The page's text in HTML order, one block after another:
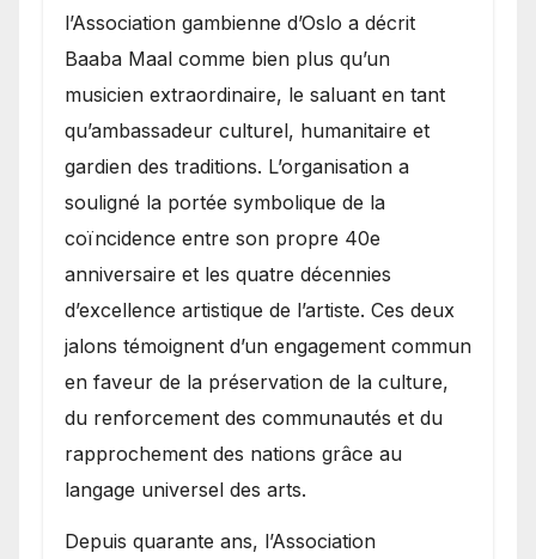
l’Association gambienne d’Oslo a décrit
Baaba Maal comme bien plus qu’un
musicien extraordinaire, le saluant en tant
qu’ambassadeur culturel, humanitaire et
gardien des traditions. L’organisation a
souligné la portée symbolique de la
coïncidence entre son propre 40e
anniversaire et les quatre décennies
d’excellence artistique de l’artiste. Ces deux
jalons témoignent d’un engagement commun
en faveur de la préservation de la culture,
du renforcement des communautés et du
rapprochement des nations grâce au
langage universel des arts.
​Depuis quarante ans, l’Association